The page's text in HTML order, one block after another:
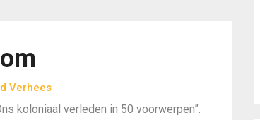
Verhees
koloniaal verleden in 50 voorwerpen”.